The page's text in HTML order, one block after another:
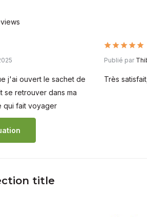
j'ai ouvert le sachet de
se retrouver dans ma
qui fait voyager
Publié par
Très
title